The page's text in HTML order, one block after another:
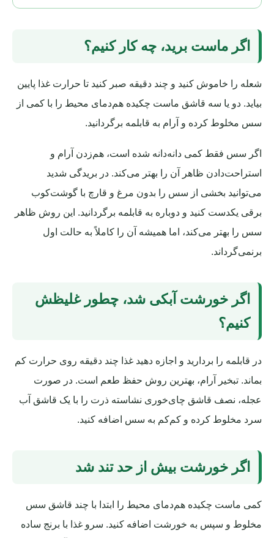
اگر ماست برید، چه کار کنیم؟
شعله را خاموش کنید و چند دقیقه صبر کنید تا حرارت غذا پایین
بیاید. دو یا سه قاشق ماست چکیده هم‌دمای محیط را با کمی از
سس مخلوط کرده و آرام به قابلمه برگردانید.
اگر سس فقط کمی دانه‌دانه شده است، هم‌زدن آرام و
استراحت‌دادن ظاهر آن را بهتر می‌کند. در بریدگی شدید
می‌توانید بخشی از سس را بدون مرغ و قارچ با گوشت‌کوب
برقی یکدست کنید و دوباره به قابلمه برگردانید. این روش ظاهر
سس را بهتر می‌کند، اما همیشه آن را کاملاً به حالت اول
برنمی‌گرداند.
اگر خورشت آبکی شد، چطور غلیظش
کنیم؟
در قابلمه را بردارید و اجازه دهید غذا چند دقیقه روی حرارت کم
بماند. تبخیر آرام، بهترین روش حفظ طعم است. در صورت
عجله، نصف قاشق چای‌خوری نشاسته ذرت را با یک قاشق آب
سرد مخلوط کرده و کم‌کم به سس اضافه کنید.
اگر خورشت بیش از حد تند شد
کمی ماست چکیده هم‌دمای محیط را ابتدا با چند قاشق سس
مخلوط و سپس به خورشت اضافه کنید. سرو غذا با برنج ساده